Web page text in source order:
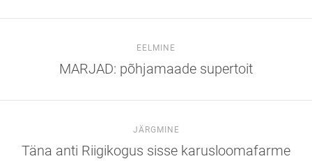
EELMINE
MARJAD: põhjamaade supertoit
JÄRGMINE
Täna anti Riigikogus sisse karusloomafarme